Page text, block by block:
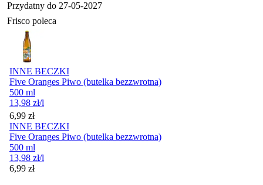
Przydatny do 27-05-2027
Frisco poleca
INNE BECZKI
Five Oranges Piwo (butelka bezzwrotna)
500 ml
13,98 zł/l
Cena
6,99 zł
INNE BECZKI
Five Oranges Piwo (butelka bezzwrotna)
500 ml
13,98 zł/l
Cena
6,99 zł